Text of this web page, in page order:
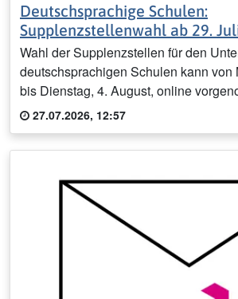
Deutschsprachige Schulen:
Supplenzstellenwahl ab 29.
Wahl der Supplenzstellen für den
deutschsprachigen Schulen kann von
bis Dienstag, 4. August, online
27.07.2026, 12:57